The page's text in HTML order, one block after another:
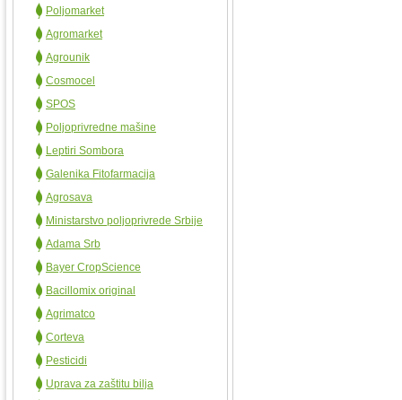
Poljomarket
Agromarket
Agrounik
Cosmocel
SPOS
Poljoprivredne mašine
Leptiri Sombora
Galenika Fitofarmacija
Agrosava
Ministarstvo poljoprivrede Srbije
Adama Srb
Bayer CropScience
Bacillomix original
Agrimatco
Corteva
Pesticidi
Uprava za zaštitu bilja